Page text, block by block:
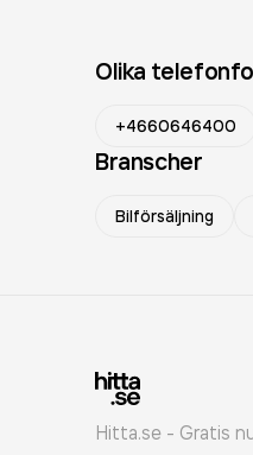
Olika
+4660646400
Branscher
Bilförsäljning
Hitta.se - Gratis